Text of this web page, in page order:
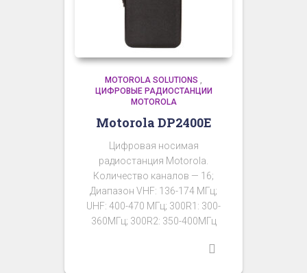
MOTOROLA SOLUTIONS
ЦИФРОВЫЕ РАДИОСТАНЦИИ
MOTOROLA
Motorola DP2400E
Цифровая носимая
радиостанция Motorola.
Количество каналов — 16;
Диапазон VHF: 136-174 МГц;
UHF: 400-470 МГц; 300R1: 300-
360МГц; 300R2: 350-400МГц